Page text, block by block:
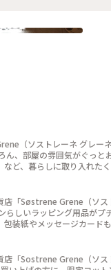
（ソストレーネ グレー
、暮らしに取り入れたくな
「Søstrene Grene（ソ
装紙やメッセージカード
ピング #バレンタイ
「Sostrene Grene（ソ